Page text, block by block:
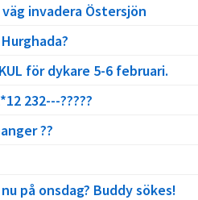
invadera Östersjön
för dykare 5-6 februari.
232---?????
??
på onsdag? Buddy sökes!